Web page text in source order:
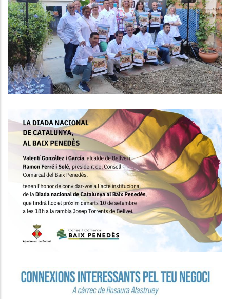
“L’Arròs I Tastos De Mar Del Baix
Penedès” 20 De Setembre - 6
D'octubre De 2024
Turisme
Commemoració Comarcal De La
Diada Nacional De Catalunya
Altres